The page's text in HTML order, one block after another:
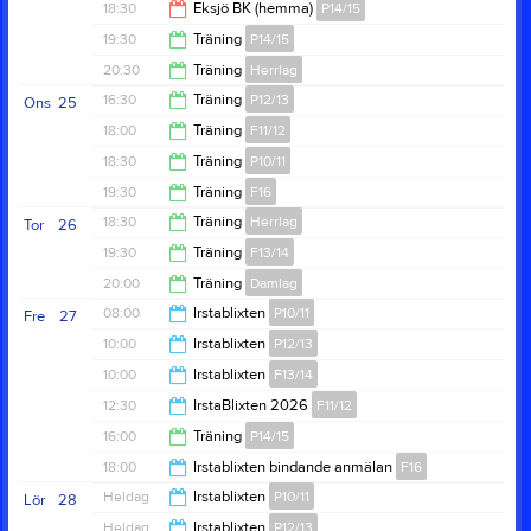
19:00
19:30
18:30 Eksjö BK (hemma) P14/15
20:30
19:30 Träning P14/15
21:00
20:30 Träning Herrlag
22:00
25
Ons 16:30 Träning P12/13
18:00
18:00 Träning F11/12
19:30
18:30 Träning P10/11
20:00
19:30 Träning F16
21:00
26
Tor 18:30 Träning Herrlag
20:00
19:30 Träning F13/14
21:00
20:00 Träning Damlag
21:30
27
Fre 08:00 Irstablixten P10/11
00:00
10:00 Irstablixten P12/13
00:00
10:00 Irstablixten F13/14
00:00
12:30 IrstaBlixten 2026 F11/12
00:00
16:00 Träning P14/15
17:30
18:00 Irstablixten bindande anmälan F16
19:00
28
Lör Heldag Irstablixten P10/11